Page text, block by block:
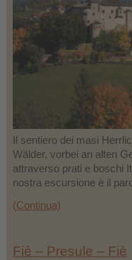
Il sentiero dei masi
Wälder, vorbei an alten
attraverso prati e boschi
nostra escursione è il
(Continua)
Fiè – Presule – Fiè